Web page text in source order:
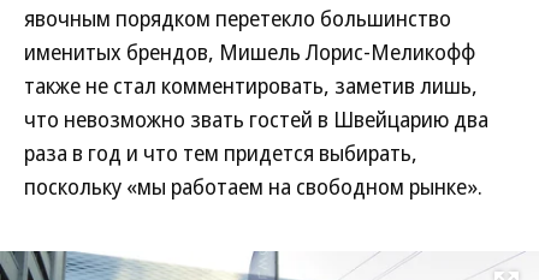
явочным порядком перетекло большинство
именитых брендов, Мишель Лорис-Меликофф
также не стал комментировать, заметив лишь,
что невозможно звать гостей в Швейцарию два
раза в год и что тем придется выбирать,
поскольку «мы работаем на свободном рынке».